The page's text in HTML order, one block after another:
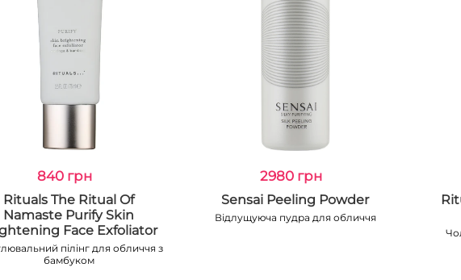
840 грн
Rituals The Ritual Of
Namaste Purify Skin
Face Exfoliator
пілінг для обличчя з
бамбуком
2980 грн
Sensai Peeling Powder
Відлущуюча пудра для обличчя